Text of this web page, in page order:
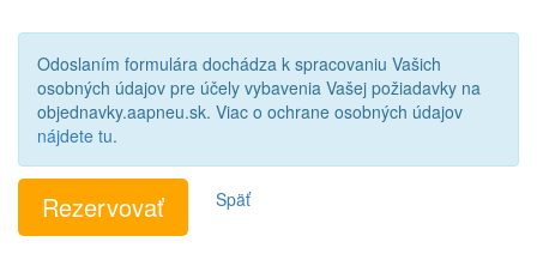
Odoslaním formulára dochádza k spracovaniu Vašich
osobných údajov pre účely vybavenia Vašej požiadavky na
objednavky.aapneu.sk. Viac o ochrane osobných údajov
nájdete tu.
Späť